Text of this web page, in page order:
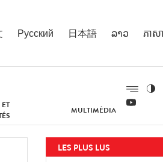
Русский 日本語 ລາວ ភាសា
MULTIMÉDIA
LES PLUS LUS